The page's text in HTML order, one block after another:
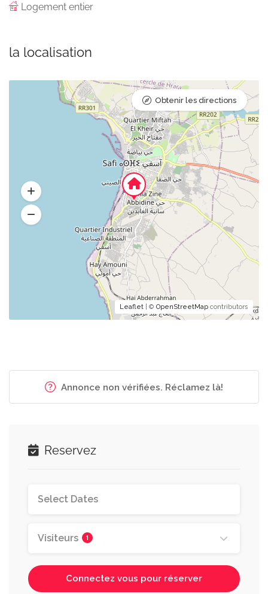
Logement entier
la localisation
Leaflet | © OpenStreetMap contributors
Obtenir les directions
Annonce non vérifiées. Réclamez là!
Reservez
Visiteurs 1
Connectez vous pour réserver